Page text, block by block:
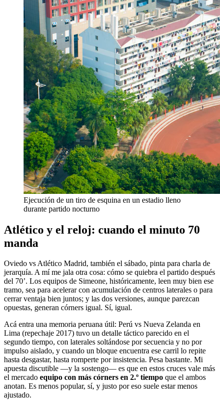
Ejecución de un tiro de esquina en un estadio lleno
durante partido nocturno
Atlético y el reloj: cuando el minuto 70
manda
Oviedo vs Atlético Madrid, también el sábado, pinta para charla de
jerarquía. A mí me jala otra cosa: cómo se quiebra el partido después
del 70’. Los equipos de Simeone, históricamente, leen muy bien ese
tramo, sea para acelerar con acumulación de centros laterales o para
cerrar ventaja bien juntos; y las dos versiones, aunque parezcan
opuestas, generan córners igual. Sí, igual.
Acá entra una memoria peruana útil: Perú vs Nueva Zelanda en
Lima (repechaje 2017) tuvo un detalle táctico parecido en el
segundo tiempo, con laterales soltándose por secuencia y no por
impulso aislado, y cuando un bloque encuentra ese carril lo repite
hasta desgastar, hasta romperte por insistencia. Pesa bastante. Mi
apuesta discutible —y la sostengo— es que en estos cruces vale más
el mercado equipo con más córners en 2.º tiempo que el ambos
anotan. Es menos popular, sí, y justo por eso suele estar menos
ajustado.